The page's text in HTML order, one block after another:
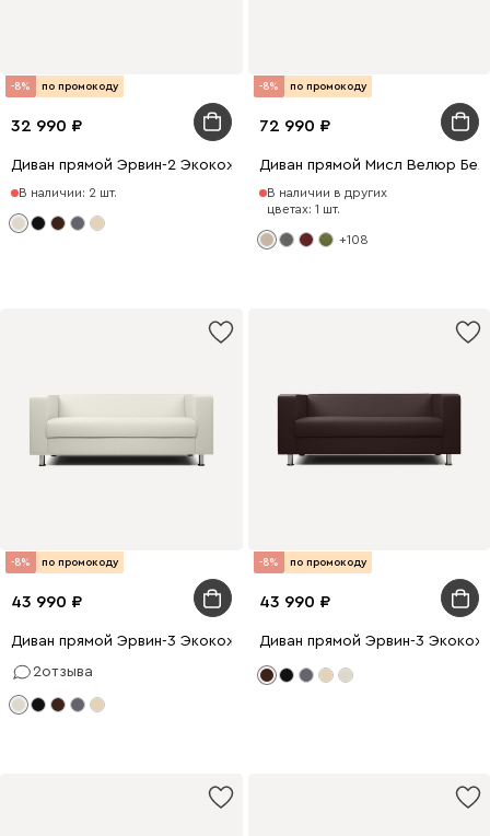
-8% по промокоду
32 990
Диван прямой Эрвин-2 Экокожа Молочный
В наличии: 2 шт.
-8% по промокоду
72 990
Диван прямой Мисл Велюр
В наличии в других
цветах: 1 шт.
+108
-8% по промокоду
43 990
Диван прямой Эрвин-3 Экокожа Молочный
2отзыва
-8% по промокоду
43 990
Диван прямой Эрвин-3